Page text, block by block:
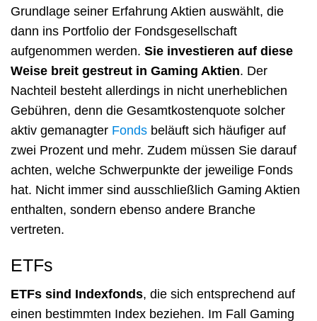
Grundlage seiner Erfahrung Aktien auswählt, die
dann ins Portfolio der Fondsgesellschaft
aufgenommen werden. Sie investieren auf diese
Weise breit gestreut in Gaming Aktien. Der
Nachteil besteht allerdings in nicht unerheblichen
Gebühren, denn die Gesamtkostenquote solcher
aktiv gemanagter Fonds beläuft sich häufiger auf
zwei Prozent und mehr. Zudem müssen Sie darauf
achten, welche Schwerpunkte der jeweilige Fonds
hat. Nicht immer sind ausschließlich Gaming Aktien
enthalten, sondern ebenso andere Branche
vertreten.
ETFs
ETFs sind Indexfonds, die sich entsprechend auf
einen bestimmten Index beziehen. Im Fall Gaming